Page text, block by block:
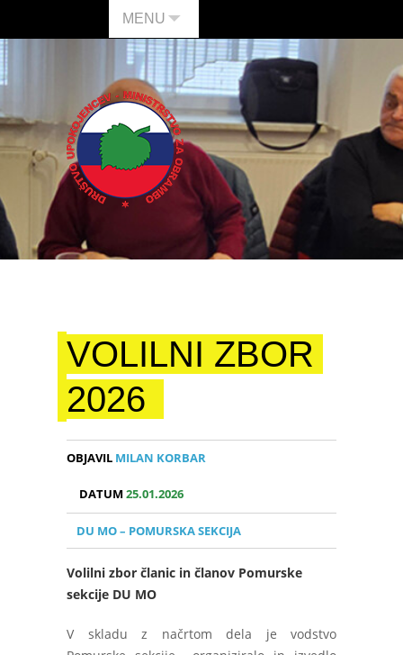
MENU
VOLILNI ZBOR
2026
OBJAVIL MILAN KORBAR
DATUM25.01.2026
DU MO – POMURSKA SEKCIJA
Volilni zbor članic in članov Pomurske
sekcije DU MO
V skladu z načrtom dela je vodstvo